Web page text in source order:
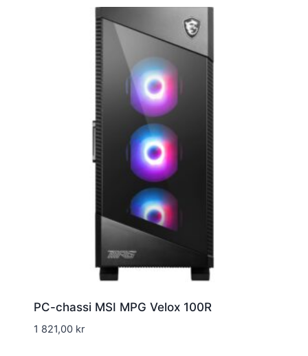
PC-chassi MSI MPG Velox 100R
1 821,00 kr